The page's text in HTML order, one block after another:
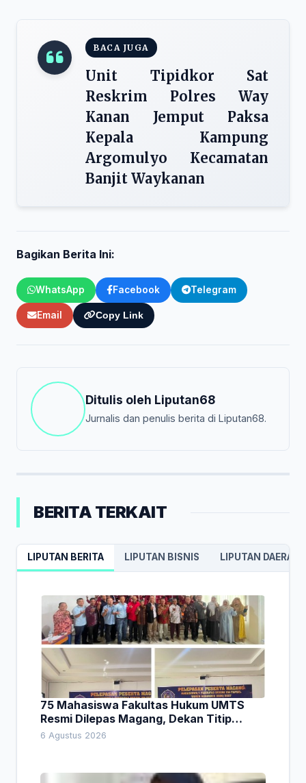
BACA JUGA
Unit Tipidkor Sat
Reskrim Polres Way
Kanan Jemput Paksa
Kepala Kampung
Argomulyo Kecamatan
Banjit Waykanan
Bagikan Berita Ini:
WhatsApp Facebook Telegram
Email Copy Link
Ditulis oleh Liputan68
Jurnalis dan penulis berita di Liputan68.
BERITA TERKAIT
LIPUTAN BERITA LIPUTAN BISNIS LIPUTAN DAERAH
75 Mahasiswa Fakultas Hukum UMTS
Resmi Dilepas Magang, Dekan Titip
Empat Pesan Penting
6 Agustus 2026